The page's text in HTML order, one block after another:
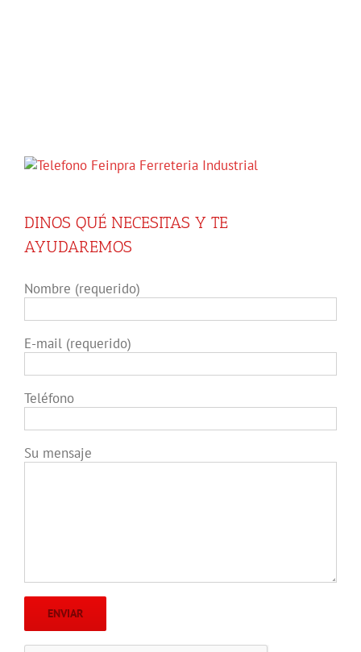
DINOS QUÉ NECESITAS Y TE
AYUDAREMOS
Nombre (requerido)
E-mail (requerido)
Teléfono
Su mensaje